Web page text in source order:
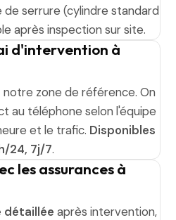
serrure (cylindre standard
après inspection sur site.
d'intervention à
notre zone de référence. On
au téléphone selon l'équipe
et le trafic. Disponibles
24, 7j/7.
les assurances à
après intervention,